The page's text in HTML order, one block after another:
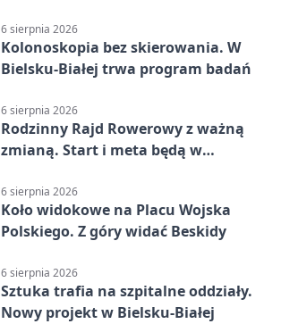
6 sierpnia 2026
Kolonoskopia bez skierowania. W
Bielsku-Białej trwa program badań
6 sierpnia 2026
Rodzinny Rajd Rowerowy z ważną
zmianą. Start i meta będą w
6 sierpnia 2026
Koło widokowe na Placu Wojska
Polskiego. Z góry widać Beskidy
6 sierpnia 2026
Sztuka trafia na szpitalne oddziały.
Nowy projekt w Bielsku-Białej